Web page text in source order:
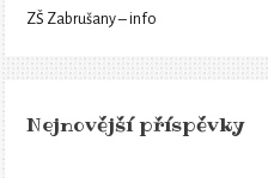
ZŠ Zabrušany – info
Nejnovější příspěvky